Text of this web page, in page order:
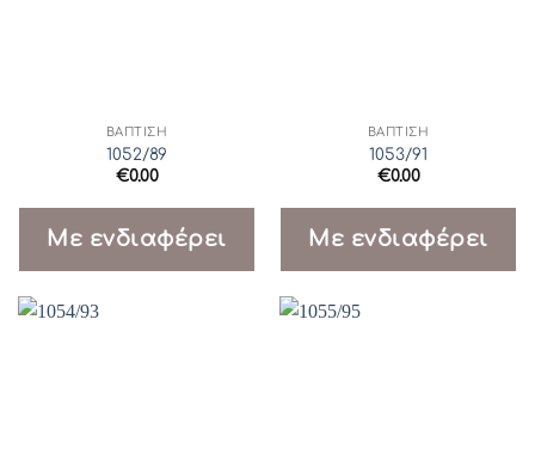
ΒΆΠΤΙΣΗ
1052/89
€0.00
Με ενδιαφέρει
ΒΆΠΤΙΣΗ
1053/91
€0.00
Με ενδιαφέρει